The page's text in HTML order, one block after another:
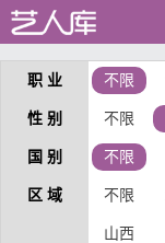
职 业 不限
性 别 不限
国 别 不限
区 域 不限
山西